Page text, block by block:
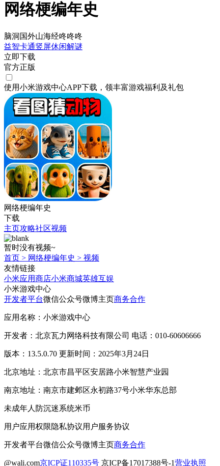
网络梗编年史
脑洞国外山海经咚咚咚
益智卡通竖屏休闲解谜
立即下载
官方正版
使用小米游戏中心APP下载 ，领丰富游戏福利 及礼包
网络梗编年史
下载
主页攻略社区视频
暂时没有视频~
首页 > 网络梗编年史 > 视频
友情链接
小米应用商店小米商城英雄互娱
小米游戏中心
开发者平台微信公众号微博主页商务合作
应用名称：小米游戏中心
开发者：北京瓦力网络科技有限公司 电话：010-60606666
版本：13.5.0.70 更新时间：2025年3月24日
北京地址：北京市昌平区安居路小米智慧产业园
南京地址：南京市建邺区永初路37号小米华东总部
未成年人防沉迷系统米币
用户应用权限隐私协议用户服务协议
开发者平台微信公众号微博主页商务合作
@wali.com京ICP证110335号 京ICP备17017388号-1营业执照